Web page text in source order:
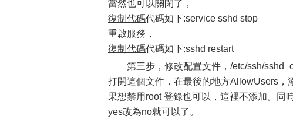
當然也可以關閉了，
復制代碼代碼如下:service sshd stop
重啟服務，
復制代碼代碼如下:sshd restart
第三步，修改配置文件，/etc/ssh/
打開這個文件，在最後的地方AllowUsers，
果想禁用root 登錄也可以，這裡不添加。同
yes改為no就可以了。